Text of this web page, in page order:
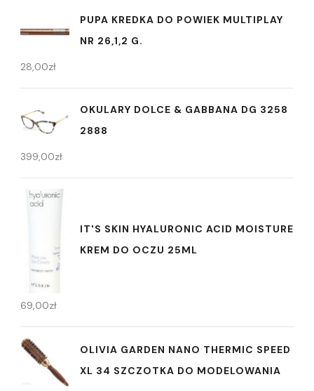
PUPA KREDKA DO POWIEK MULTIPLAY
NR 26,1,2 G.
28,00zł
OKULARY DOLCE & GABBANA DG 3258
2888
399,00zł
IT'S SKIN HYALURONIC ACID MOISTURE
KREM DO OCZU 25ML
69,00zł
OLIVIA GARDEN NANO THERMIC SPEED
XL 34 SZCZOTKA DO MODELOWANIA